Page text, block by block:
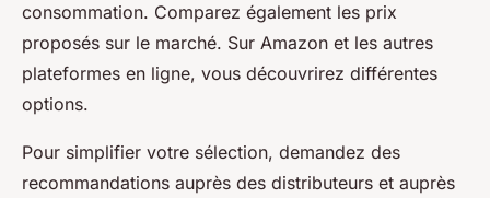
consommation. Comparez également les prix
proposés sur le marché. Sur Amazon et les autres
plateformes en ligne, vous découvrirez différentes
options.
Pour simplifier votre sélection, demandez des
recommandations auprès des distributeurs et auprès